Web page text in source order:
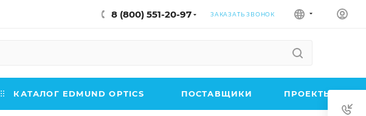
8 (800) 551-20-97 ЗАКАЗАТЬ ЗВОНОК
КАТАЛОГ EDMUND OPTICS ПОСТАВЩИКИ ПРОЕКТЫ